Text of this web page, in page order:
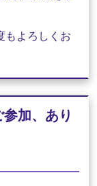
もよろしくお
加、あり